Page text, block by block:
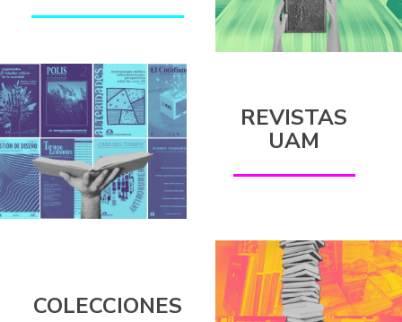
REVISTAS
UAM
COLECCIONES